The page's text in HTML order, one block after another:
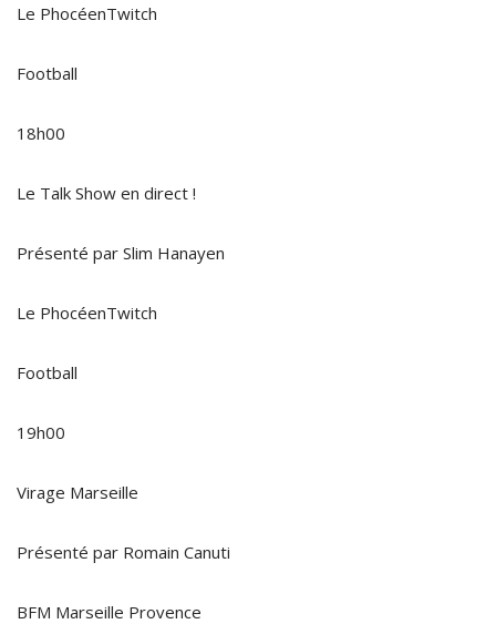
Le PhocéenTwitch
Football
18h00
Le Talk Show en direct !
Présenté par Slim Hanayen
Le PhocéenTwitch
Football
19h00
Virage Marseille
Présenté par Romain Canuti
BFM Marseille Provence